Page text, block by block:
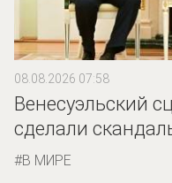
08.08.2026 07:58
Венесуэльский
сделали
В МИРЕ